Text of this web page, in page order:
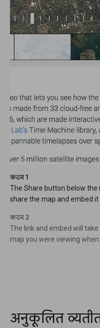
कदम 1
The Share button below the
share the map and embed it
कदम 2
The link and embed will
map you were viewing when
अनुकूलित